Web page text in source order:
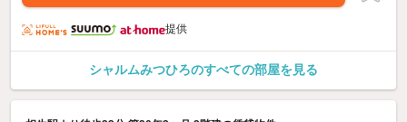
提供
シャルムみつひろのすべての部屋を見る